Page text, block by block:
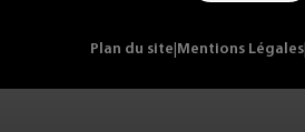
Plan du site Mentions Légales